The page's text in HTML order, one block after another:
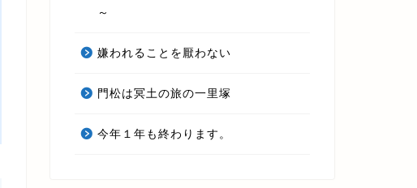
～
嫌われることを厭わない
門松は冥土の旅の一里塚
今年１年も終わります。